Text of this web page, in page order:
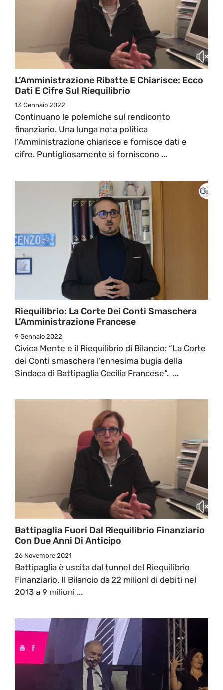
L’Amministrazione Ribatte E Chiarisce: Ecco
Dati E Cifre Sul Riequilibrio
13 Gennaio 2022
Continuano le polemiche sul rendiconto
finanziario. Una lunga nota politica
l’Amministrazione chiarisce e fornisce dati e
cifre. Puntigliosamente si forniscono ...
Riequilibrio: La Corte Dei Conti Smaschera
L’Amministrazione Francese
9 Gennaio 2022
Civica Mente e il Riequilibrio di Bilancio: “La Corte
dei Conti smaschera l’ennesima bugia della
Sindaca di Battipaglia Cecilia Francese“. ...
Battipaglia Fuori Dal Riequilibrio Finanziario
Con Due Anni Di Anticipo
26 Novembre 2021
Battipaglia è uscita dal tunnel del Riequilibrio
Finanziario. Il Bilancio da 22 milioni di debiti nel
2013 a 9 milioni ...